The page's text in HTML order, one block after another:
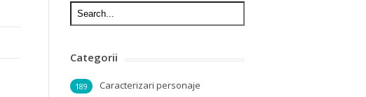
Categorii
Caracterizari personaje
189